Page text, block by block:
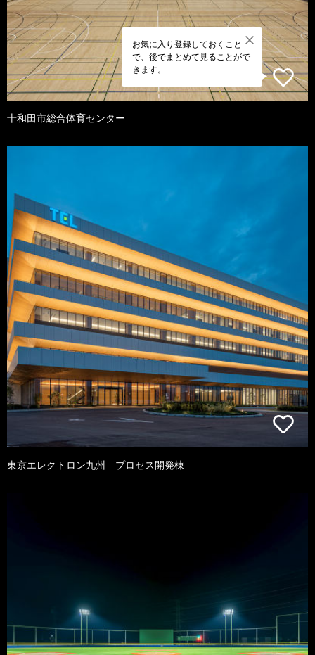
お気に入り登録しておくこと
で、後でまとめて見ることがで
きます。
十和田市総合体育センター
東京エレクトロン九州 プロセス開発棟